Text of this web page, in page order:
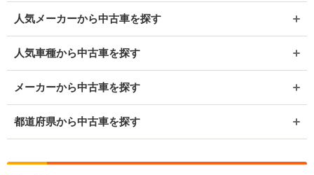
人気メーカーから中古車を探す
人気車種から中古車を探す
メーカーから中古車を探す
都道府県から中古車を探す